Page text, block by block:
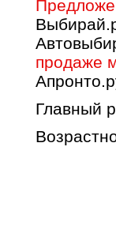
продаже
Главный